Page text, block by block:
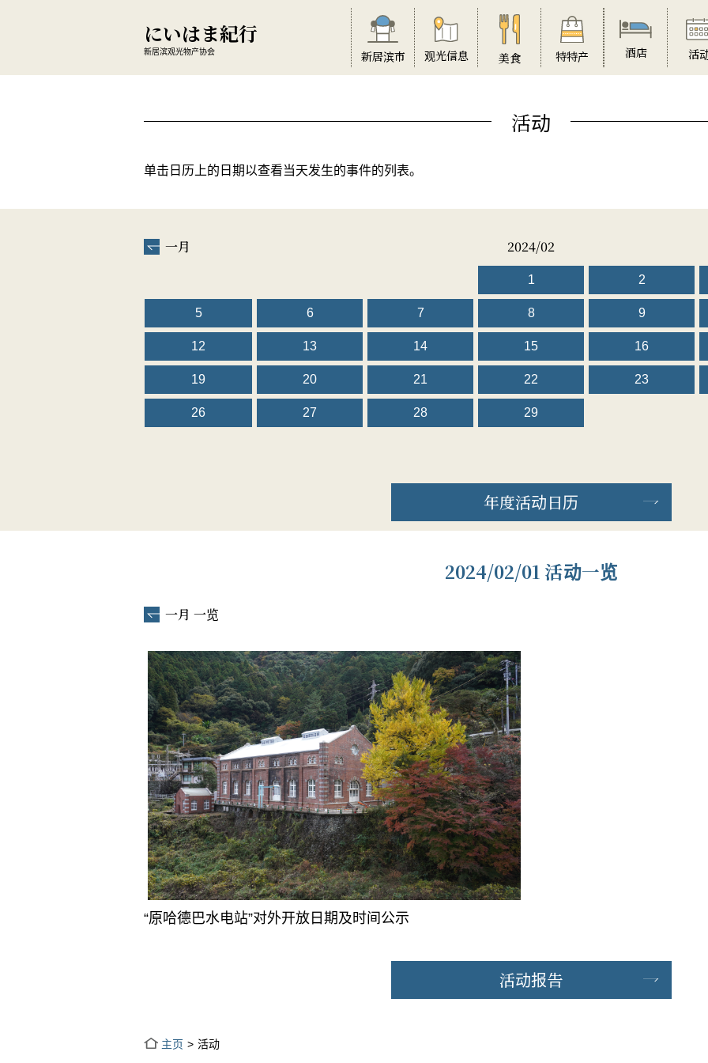
にいはま紀行
新居滨观光物产协会 新居滨市 观光信息 美食 特特产 酒店 活
活动
单击日历上的日期以查看当天发生的事件的列表。
一月 2024/02
1 2
5 6 7 8 9
12 13 14 15 16
19 20 21 22 23
26 27 28 29
年度活动日历
2024/02/01 活动一览
一月 一览
“原哈德巴水电站”对外开放日期及时间公示
活动报告
主页 活动